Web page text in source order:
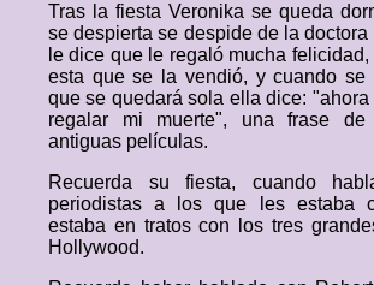
Tras la fiesta Veronika se queda
se despierta se despide de la doctora
le dice que le regaló mucha
esta que se la vendió, y cuando
que se quedará sola ella dice:
regalar mi muerte", una frase
antiguas películas.
Recuerda su fiesta, cuando
periodistas a los que les estaba
estaba en tratos con los tres
Hollywood.